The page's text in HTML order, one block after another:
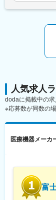
を軽減
変更の
■配属
関東・
■働き
■当社の
◎整形
◎オー
◎独立
す。
変更の
人気求人
dodaに掲載中の求
※応募数が同数の
医療機器メーカ
富